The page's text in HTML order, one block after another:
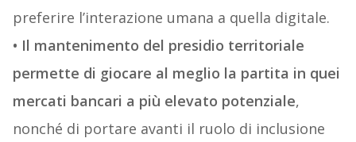
preferire l’interazione umana a quella digitale.
• Il mantenimento del presidio territoriale
permette di giocare al meglio la partita in quei
mercati bancari a più elevato potenziale,
nonché di portare avanti il ruolo di inclusione